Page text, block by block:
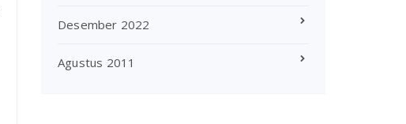
Desember 2022
Agustus 2011